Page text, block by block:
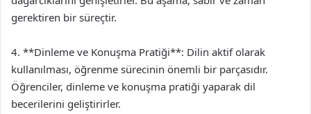
gerektiren bir süreçtir.
4. **Dinleme ve Konuşma Pratiği**: Dilin aktif olarak
kullanılması, öğrenme sürecinin önemli bir parçasıdır.
Öğrenciler, dinleme ve konuşma pratiği yaparak dil
becerilerini geliştirirler.